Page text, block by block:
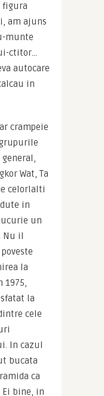
figura
am ajuns
munte
ctitor…
autocare
in
crampeie
Wat, Ta
celorlalti
in
un
Nu il
la
1975,
la
cele
In cazul
bucata
ca
Ei bine, in